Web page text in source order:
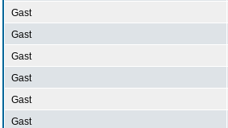
Gast
Gast
Gast
Gast
Gast
Gast